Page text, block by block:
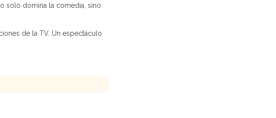
solo domina la comedia, sino
de la TV. Un espectáculo